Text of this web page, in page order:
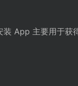
装 App 主要用于获